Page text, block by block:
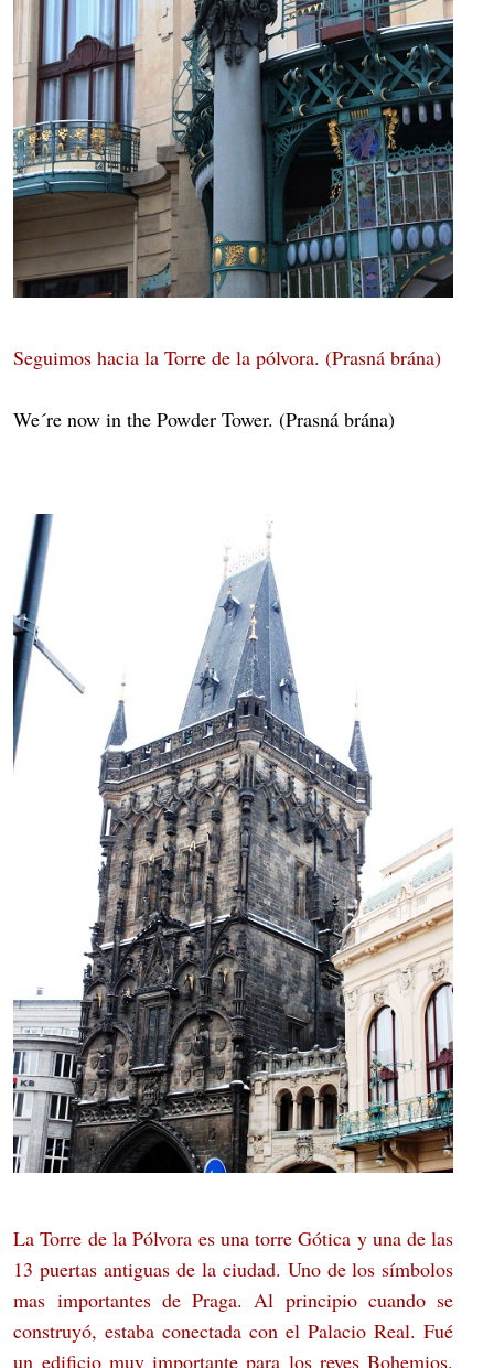
Seguimos hacia la Torre de la pólvora. (Prasná brána)
We´re now in the Powder Tower. (Prasná brána)
La Torre de la Pólvora es una torre Gótica y una de las
13 puertas antiguas de la ciudad. Uno de los símbolos
mas importantes de Praga. Al principio cuando se
construyó, estaba conectada con el Palacio Real. Fué
un edificio muy importante para los reyes Bohemios.